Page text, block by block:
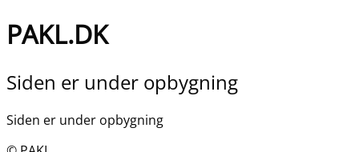
PAKL.DK
Siden er under opbygning
Siden er under opbygning